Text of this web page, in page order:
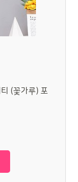
(꽃가루) 포